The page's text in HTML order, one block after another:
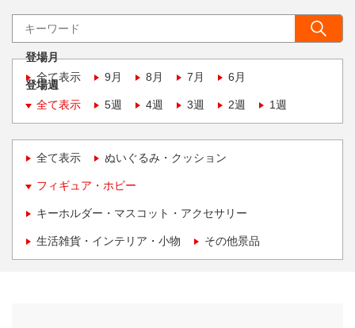
登場月
全て表示
9月 8月 7月 6月
登場週
全て表示
5週 4週 3週 2週 1週
全て表示 ぬいぐるみ・クッション
フィギュア・ホビー
キーホルダー・マスコット・アクセサリー
生活雑貨・インテリア・小物 その他景品